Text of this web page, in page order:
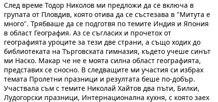
След време Тодор Николов ми предложи да се включа в
групата от Пловдив, която отива да се състезава в "Митута е
много". Трябваше да се подготвя по темите Индия и Япония
в област География. Аз се съгласих и прочетох от
географията уроците за тези две страни, а също ходих до
библиотеката на Търговската гимназия, където учеше синът
ми Наско. Макар че не е моята силна област географията,
представих се сносно. В следващите ми участия си избрах
темата Пролетни празници и резултата беше по-добър.
Участвала съм с темите Николай Хайтов два пъти, Билки,
Лудогорски празници, Интернационална кухня, с която заех